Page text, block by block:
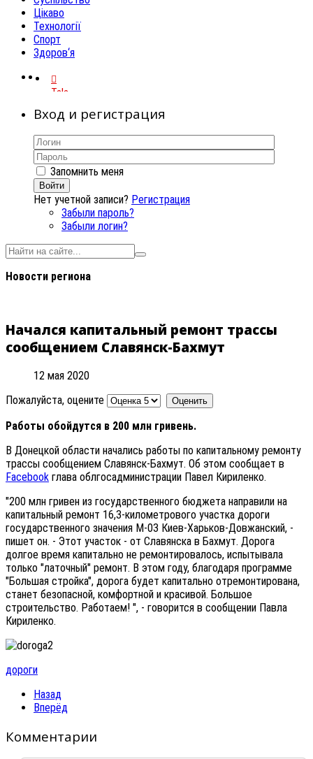
Цікаво
Технології
Спорт
Здоров‘я
Telegram
Вход и регистрация
Запомнить меня
Войти
Нет учетной записи? Регистрация
Забыли пароль?
Забыли логин?
Новости региона
Начался капитальный ремонт трассы
сообщением Славянск-Бахмут
12 мая 2020
Пожалуйста, оцените
Работы обойдутся в 200 млн гривень.
В Донецкой области начались работы по капитальному ремонту
трассы сообщением Славянск-Бахмут. Об этом сообщает в
Facebook глава облгосадминистрации Павел Кириленко.
"200 млн гривен из государственного бюджета направили на
капитальный ремонт 16,3-километрового участка дороги
государственного значения М-03 Киев-Харьков-Довжанский, -
пишет он. - Этот участок - от Славянска в Бахмут. Дорога
долгое время капитально не ремонтировалось, испытывала
только "латочный" ремонт. В этом году, благодаря программе
"Большая стройка", дорога будет капитально отремонтирована,
станет безопасной, комфортной и красивой. Большое
строительство. Работаем! ", - говорится в сообщении Павла
Кириленко.
дороги
Назад
Вперёд
Комментарии